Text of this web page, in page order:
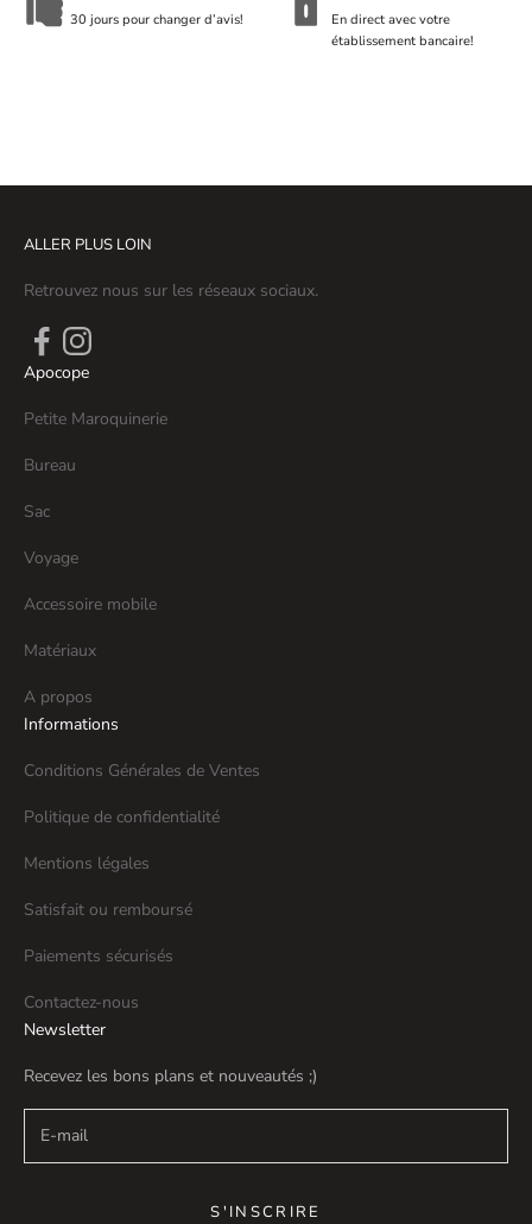
30 jours pour changer d’avis!
En direct avec votre
établissement bancaire!
ALLER PLUS LOIN
Retrouvez nous sur les réseaux sociaux.
Apocope
Petite Maroquinerie
Bureau
Sac
Voyage
Accessoire mobile
Matériaux
A propos
Informations
Conditions Générales de Ventes
Politique de confidentialité
Mentions légales
Satisfait ou remboursé
Paiements sécurisés
Contactez-nous
Newsletter
Recevez les bons plans et nouveautés ;)
S'INSCRIRE